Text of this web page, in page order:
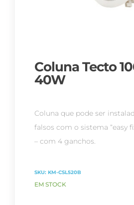
Coluna Tecto
40W
Coluna que pode ser
falsos com o sistema “easy
– com 4 ganchos.
SKU: KM-CSL520B
EM STOCK